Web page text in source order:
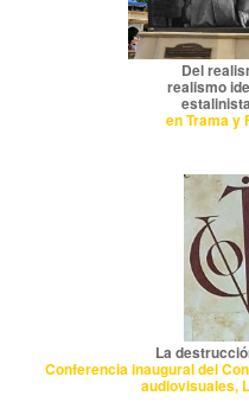
Del
realismo
en Trama y
La
Conferencia inaugural del
audiovisuales,